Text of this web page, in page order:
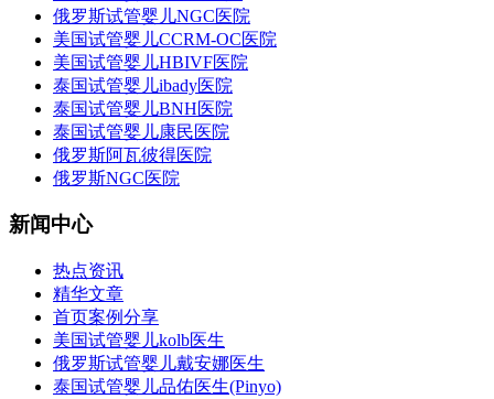
俄罗斯试管婴儿NGC医院
美国试管婴儿CCRM-OC医院
美国试管婴儿HBIVF医院
泰国试管婴儿ibady医院
泰国试管婴儿BNH医院
泰国试管婴儿康民医院
俄罗斯阿瓦彼得医院
俄罗斯NGC医院
新闻中心
热点资讯
精华文章
首页案例分享
美国试管婴儿kolb医生
俄罗斯试管婴儿戴安娜医生
泰国试管婴儿品佑医生(Pinyo)